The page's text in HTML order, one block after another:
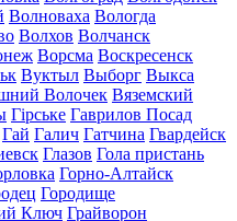
Волноваха Вологда
Волхов Волчанск
Ворсма Воскресенск
Вуктыл Выборг Выкса
Волочек Вяземский
Гірське Гаврилов Посад
Гай Галич Гатчина Гвардейск
Глазов Гола пристань
Горно-Алтайск
Городище
Ключ Грайворон